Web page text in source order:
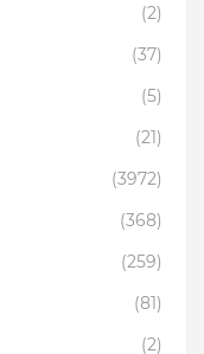
(2)
(37)
(5)
(21)
(3972)
(368)
(259)
(81)
(2)